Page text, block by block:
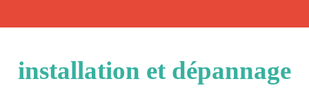
installation et dépannage